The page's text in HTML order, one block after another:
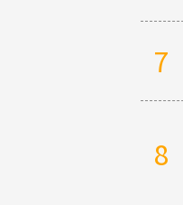
7
8